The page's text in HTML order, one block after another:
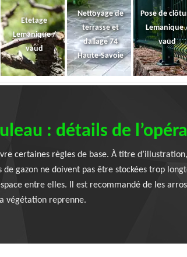
Etetage
Lemanique /
vaud
Nettoyage de
terrasse et
dallage 74
Haute-Savoie
Pose de
Lemanique
vaud
: détails de
certaines règles de base. À titre
de gazon ne doivent pas être stockées trop
entre elles. Il est recommandé de les
végétation reprenne.